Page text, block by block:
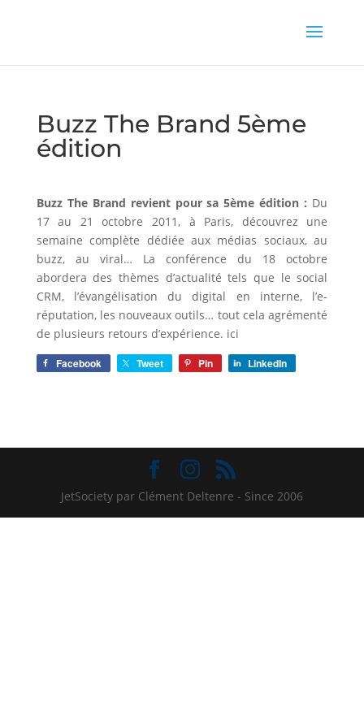
Buzz The Brand 5ème
édition
Buzz The Brand revient pour sa 5ème édition : Du
17 au 21 octobre 2011, à Paris, découvrez une
semaine complète dédiée aux médias sociaux, au
buzz, au viral… La conférence du 18 octobre
abordera des thèmes d’actualité tels que le social
CRM, l’évangélisation du digital en interne, l’e-
réputation, les nouveaux outils… tout cela agrémenté
de plusieurs retours d’expérience. ici
Facebook Tweet Pin LinkedIn
JetSociety par Clément Deltenre - Since 2006